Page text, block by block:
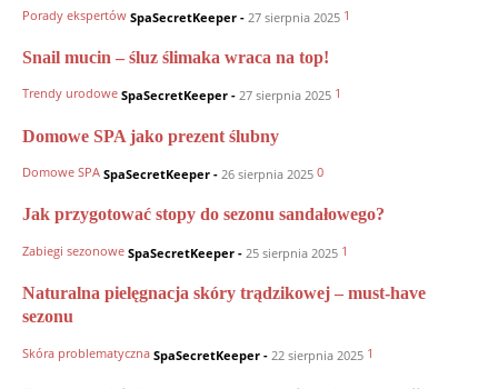
Porady ekspertów SpaSecretKeeper - 27 sierpnia 2025 1
Snail mucin – śluz ślimaka wraca na top!
Trendy urodowe SpaSecretKeeper - 27 sierpnia 2025 1
Domowe SPA jako prezent ślubny
Domowe SPA SpaSecretKeeper - 26 sierpnia 2025 0
Jak przygotować stopy do sezonu sandałowego?
Zabiegi sezonowe SpaSecretKeeper - 25 sierpnia 2025 1
Naturalna pielęgnacja skóry trądzikowej – must-have
sezonu
Skóra problematyczna SpaSecretKeeper - 22 sierpnia 2025 1